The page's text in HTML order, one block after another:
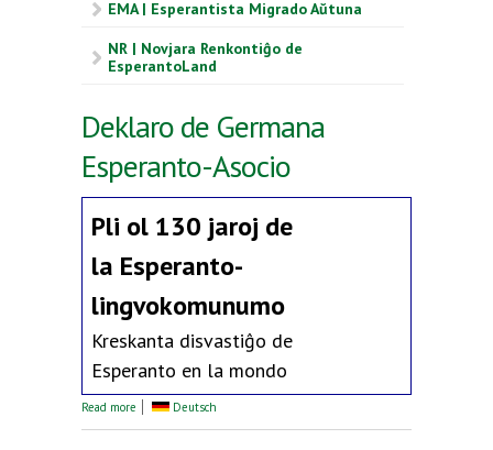
EMA | Esperantista Migrado Aŭtuna
NR | Novjara Renkontiĝo de
EsperantoLand
Deklaro de Germana
Esperanto-Asocio
Pli ol 130 jaroj de
la Esperanto-
lingvokomunumo
Kreskanta disvastiĝo de
Esperanto en la mondo
Read more about Deklaro de Germana Esperanto-Asocio
Deutsch